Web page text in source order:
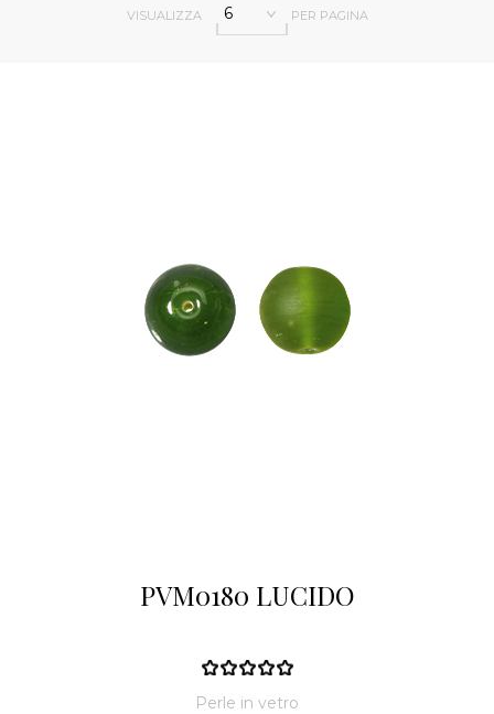
VISUALIZZA 6 PER PAGINA
PVM0180 LUCIDO
Perle in vetro